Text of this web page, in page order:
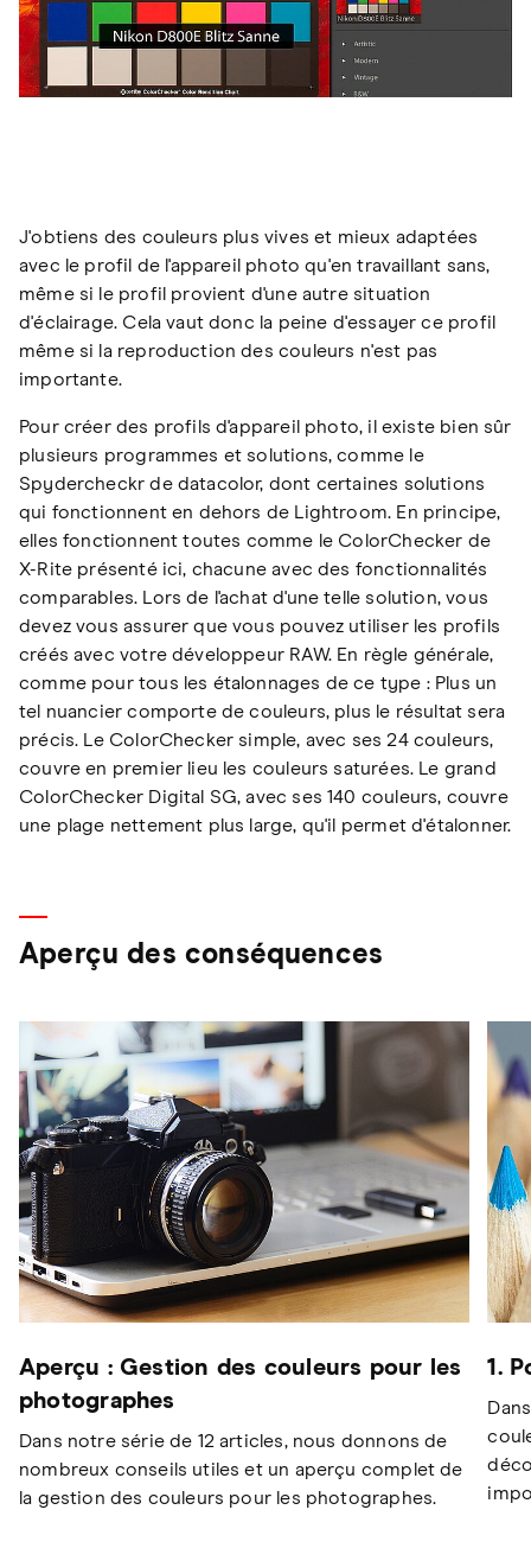
J'obtiens des couleurs plus vives et mieux adaptées
avec le profil de l'appareil photo qu'en travaillant sans,
même si le profil provient d'une autre situation
d'éclairage. Cela vaut donc la peine d'essayer ce profil
même si la reproduction des couleurs n'est pas
importante.
Pour créer des profils d'appareil photo, il existe bien sûr
plusieurs programmes et solutions, comme le
Spydercheckr de datacolor, dont certaines solutions
qui fonctionnent en dehors de Lightroom. En principe,
elles fonctionnent toutes comme le ColorChecker de
X-Rite présenté ici, chacune avec des fonctionnalités
comparables. Lors de l'achat d'une telle solution, vous
devez vous assurer que vous pouvez utiliser les profils
créés avec votre développeur RAW. En règle générale,
comme pour tous les étalonnages de ce type : Plus un
tel nuancier comporte de couleurs, plus le résultat sera
précis. Le ColorChecker simple, avec ses 24 couleurs,
couvre en premier lieu les couleurs saturées. Le grand
ColorChecker Digital SG, avec ses 140 couleurs, couvre
une plage nettement plus large, qu'il permet d'étalonner.
Aperçu des conséquences
Aperçu : Gestion des couleurs pour les
photographes
Dans notre série de 12 articles, nous donnons de
nombreux conseils utiles et un aperçu complet de
la gestion des couleurs pour les photographes.
1.